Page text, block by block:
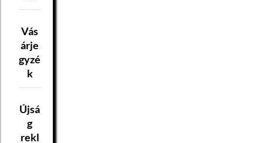
Vás
árje
gyzé
k
Újsá
g
rekl